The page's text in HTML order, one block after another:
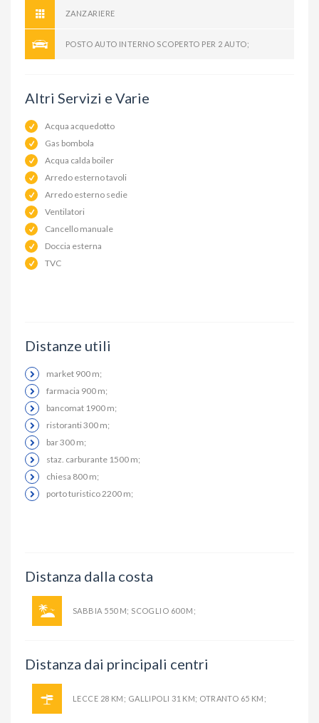
ZANZARIERE
POSTO AUTO INTERNO SCOPERTO PER 2 AUTO;
Altri Servizi e Varie
Acqua acquedotto
Gas bombola
Acqua calda boiler
Arredo esterno tavoli
Arredo esterno sedie
Ventilatori
Cancello manuale
Doccia esterna
TVC
Distanze utili
market 900 m;
farmacia 900 m;
bancomat 1900 m;
ristoranti 300 m;
bar 300 m;
staz. carburante 1500 m;
chiesa 800 m;
porto turistico 2200 m;
Distanza dalla costa
SABBIA 550 M; SCOGLIO 600 M;
Distanza dai principali centri
LECCE 28 KM; GALLIPOLI 31 KM; OTRANTO 65 KM;